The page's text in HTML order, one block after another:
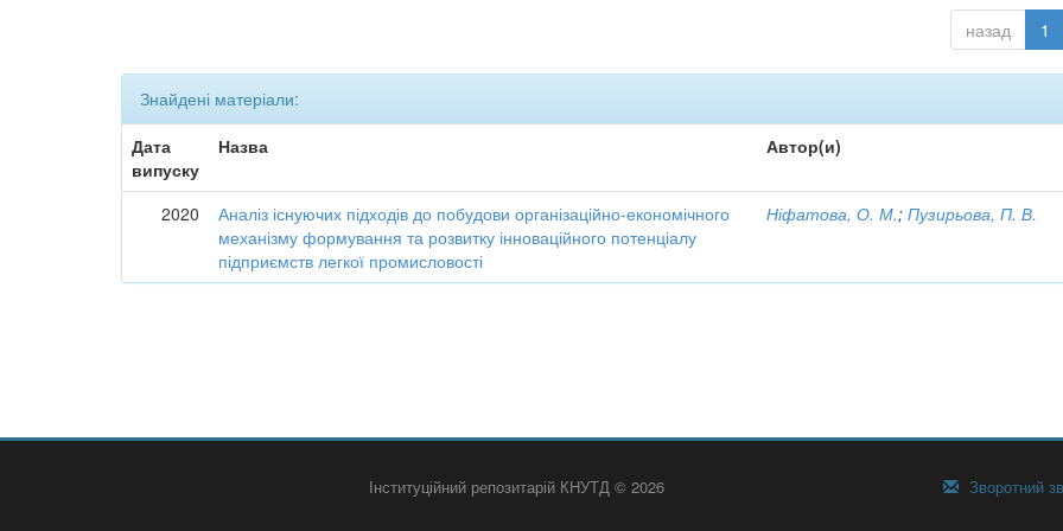
назад 1
Знайдені матеріали:
Дата
випуску
Назва Автор(и)
2020
Аналіз існуючих підходів до побудови організаційно-економічного
механізму формування та розвитку інноваційного потенціалу
підприємств легкої промисловості
Ніфатова, О. М.;Пузирьова, П. В.
Інституційний репозитарій КНУТД © 2026 Зворотний